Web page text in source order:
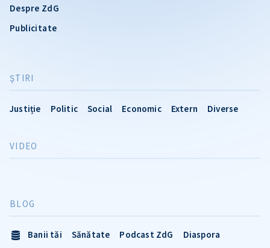
Despre ZdG
Publicitate
ŞTIRI
Justiție Politic Social Economic Extern Diverse
VIDEO
BLOG
Banii tăi Sănătate Podcast ZdG
Diaspora